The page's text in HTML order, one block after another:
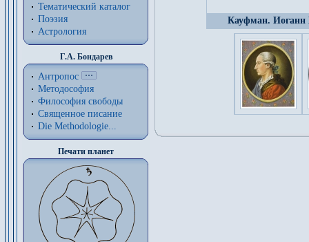
Тематический каталог
Поэзия
Астрология
Г.А. Бондарев
Антропос
Методософия
Философия cвободы
Священное писание
Die Methodologie...
Печати планет
Кауфман. Иоганн